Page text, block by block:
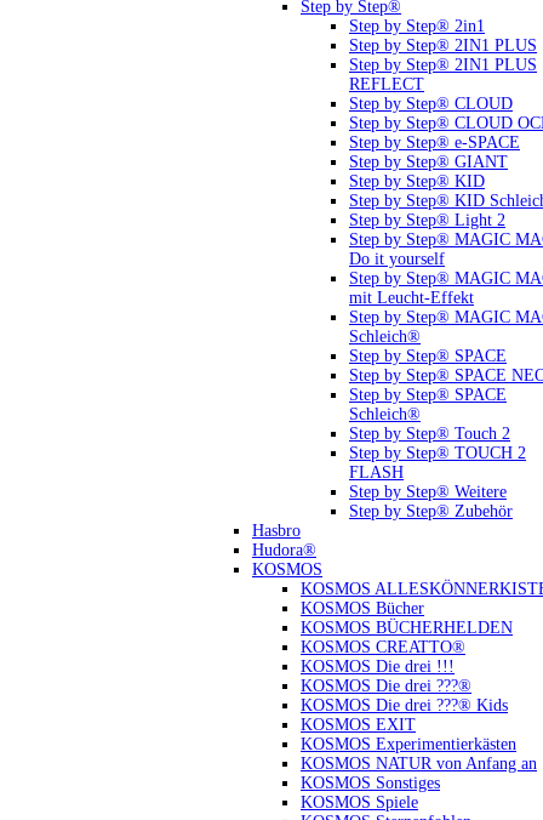
Step by Step®
Step by Step® 2in1
Step by Step® 2IN1 PLUS
Step by Step® 2IN1 PLUS
REFLECT
Step by Step® CLOUD
Step by Step® CLOUD
Step by Step® e-SPACE
Step by Step® GIANT
Step by Step® KID
Step by Step® KID
Step by Step® Light 2
Step by Step® MAGIC
Do it yourself
Step by Step® MAGIC
mit Leucht-Effekt
Step by Step® MAGIC
Schleich®
Step by Step® SPACE
Step by Step® SPACE
Step by Step® SPACE
Schleich®
Step by Step® Touch 2
Step by Step® TOUCH 2
FLASH
Step by Step® Weitere
Step by Step® Zubehör
Hasbro
Hudora®
KOSMOS
KOSMOS
KOSMOS Bücher
KOSMOS BÜCHERHELDEN
KOSMOS CREATTO®
KOSMOS Die drei !!!
KOSMOS Die drei ???®
KOSMOS Die drei ???® Kids
KOSMOS EXIT
KOSMOS Experimentierkästen
KOSMOS NATUR von Anfang an
KOSMOS Sonstiges
KOSMOS Spiele